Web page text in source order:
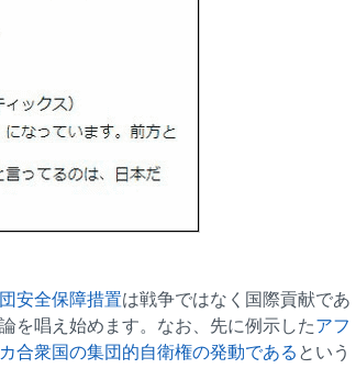
安全保障措置は戦争ではなく国際貢献であ
を唱え始めます。なお、先に例示したアフ
合衆国の集団的自衛権の発動であるという